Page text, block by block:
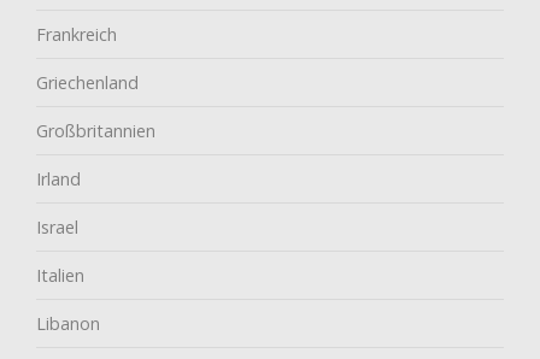
Frankreich
Griechenland
Großbritannien
Irland
Israel
Italien
Libanon